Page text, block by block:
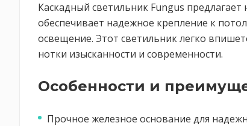
Каскадный светильник Fungus
обеспечивает надежное крепление к
освещение. Этот светильник легко
нотки изысканности и современности.
Особенности и
Прочное железное основание для